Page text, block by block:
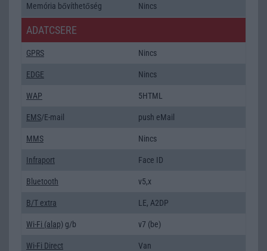
Memória bővíthetőség Nincs
ADATCSERE
GPRS Nincs
EDGE Nincs
WAP 5HTML
EMS/E-mail push eMail
MMS Nincs
Infraport Face ID
Bluetooth v5,x
B/T extra LE, A2DP
Wi-Fi (alap) g/b v7 (be)
Wi-Fi Direct Van